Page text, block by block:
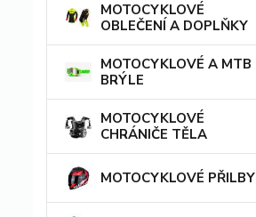
MOTOCYKLOVÉ
OBLEČENÍ A DOPLŇKY
MOTOCYKLOVÉ A MTB
BRÝLE
MOTOCYKLOVÉ
CHRÁNIČE TĚLA
MOTOCYKLOVÉ PŘILBY